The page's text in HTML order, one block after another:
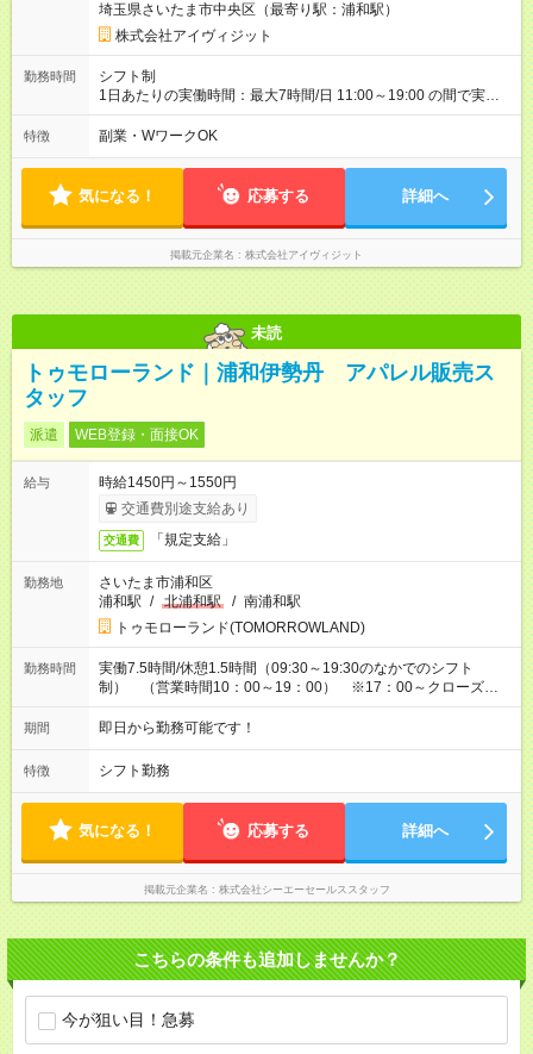
埼玉県さいたま市中央区（最寄り駅：浦和駅）
株式会社アイヴィジット
勤務時間
シフト制
1日あたりの実働時間：最大7時間/日 11:00～19:00 の間で実働7
時間 休憩1時間、シフト制 ※状況により勤務時間変動の可能性
あり 土日祝限定☆週2日勤務
特徴 副業・WワークOK
気になる！ 応募する 詳細へ
掲載元企業名 株式会社アイヴィジット
未読
トゥモローランド｜浦和伊勢丹 アパレル販売ス
タッフ
派遣 WEB登録・面接OK
給与
時給1450円～1550円
交通費別途支給あり
交通費 「規定支給」
勤務地
さいたま市浦和区
浦和駅 / 北浦和駅 / 南浦和駅
トゥモローランド(TOMORROWLAND)
勤務時間
実働7.5時間/休憩1.5時間（09:30～19:30のなかでのシフト
制） （営業時間10：00～19：00） ※17：00～クローズまで
の夕方以降の時短勤務も可能
期間 即日から勤務可能です！
特徴 シフト勤務
気になる！ 応募する 詳細へ
掲載元企業名 株式会社シーエーセールススタッフ
こちらの条件も追加しませんか？
今が狙い目！急募